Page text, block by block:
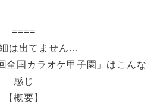
====
は出てません…
全国カラオケ甲子園」はこんな
感じ
【概要】